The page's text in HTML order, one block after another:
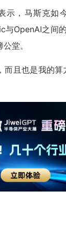
示，马斯克如
OpenAI之间
堂。
而且也是我的算